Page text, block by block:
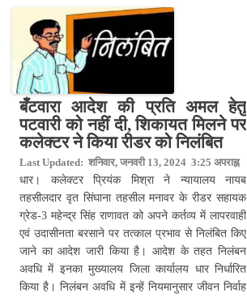
बँटवारा आदेश की प्रति अमल हेतु
पटवारी को नहीं दी, शिकायत मिलने पर
कलेक्टर ने किया रीडर को निलंबित
Last Updated: शनिवार, जनवरी 13, 2024 3:25 अपराह्न
धार। कलेक्टर प्रियंक मिश्रा ने न्यायालय नायब
तहसीलदार वृत सिंघाना तहसील मनावर के रीडर सहायक
ग्रेड-3 महेन्द्र सिंह राणावत को अपने कर्तव्य में लापरवाही
एवं उदासीनता बरसाने पर तत्काल प्रभाव से निलंबित किए
जाने का आदेश जारी किया है। आदेश के तहत निलंबन
अवधि में इनका मुख्यालय जिला कार्यालय धार निर्धारित
किया है। निलंबन अवधि में इन्हें नियमानुसार जीवन निर्वाह